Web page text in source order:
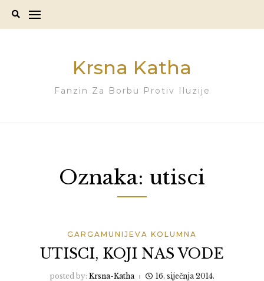
Krsna Katha
Fanzin Za Borbu Protiv Iluzije
Oznaka: utisci
GARGAMUNIJEVA KOLUMNA
UTISCI, KOJI NAS VODE
posted by: Krsna-Katha 16. siječnja 2014.